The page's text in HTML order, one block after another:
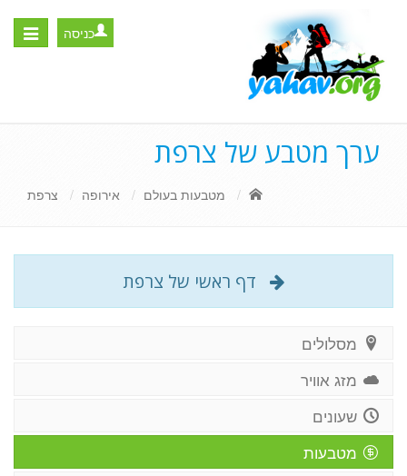
Toggle
כניסה
ערך מטבע של צרפת
מטבעות בעולם אירופה צרפת
דף ראשי של צרפת
מסלולים
מזג אוויר
שעונים
מטבעות